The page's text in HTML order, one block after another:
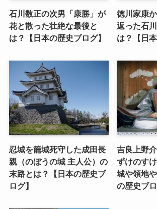
石川数正の次男「康勝」が
花と散った壮絶な最後と
は？【日本の歴史ブログ】
徳川家康
返った石
は？【日
忍城を籠城死守した成田長
親（のぼうの城 主人公）の
末路とは？【日本の歴史ブ
ログ】
吉良上野
ずけのす
城や領地
の歴史ブロ